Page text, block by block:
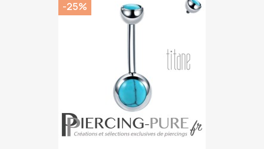
-25%